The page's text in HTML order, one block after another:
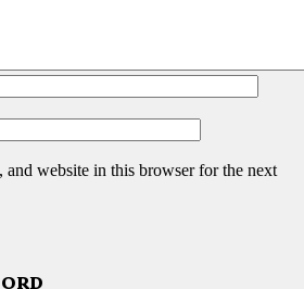
and website in this browser for the next